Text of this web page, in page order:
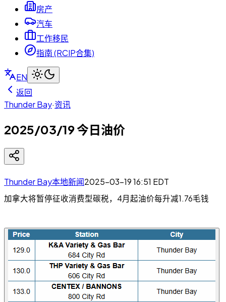
房产
汽车
工作移民
指南 (RCIP合集)
EN
返回
Thunder Bay·资讯
2025/03/19 今日油价
Thunder Bay本地新闻2025-03-19 16:51 EDT
加拿大将暂停征收消费型碳税，4月起油价每升减1.76毛钱